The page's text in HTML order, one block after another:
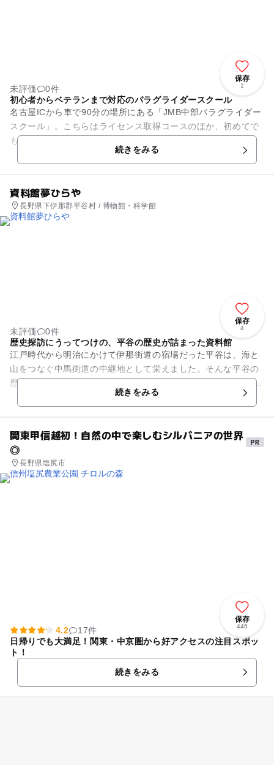
保存
1
未評価
0件
初心者からベテランまで対応のパラグライダースクール
名古屋ICから車で90分の場所にある「JMB中部パラグライダー
スクール」。こちらはライセンス取得コースのほか、初めてで
も体験が可能な「フライト体験コース」を実施しています。初
続きをみる
資料館夢ひらや
長野県下伊那郡平谷村 / 博物館・科学館
保存
4
未評価
0件
歴史探訪にうってつけの、平谷の歴史が詰まった資料館
江戸時代から明治にかけて伊那街道の宿場だった平谷は、海と
山をつなぐ中馬街道の中継地として栄えました。そんな平谷の
歴史が詰まった資料館が「資料館夢ひらや」です。 かつての馬
続きをみる
関東甲信越初！自然の中で楽しむシルバニアの世界
◎
長野県塩尻市
保存
446
4.2
17件
日帰りでも大満足！関東・中京圏から好アクセスの注目スポッ
ト！
続きをみる